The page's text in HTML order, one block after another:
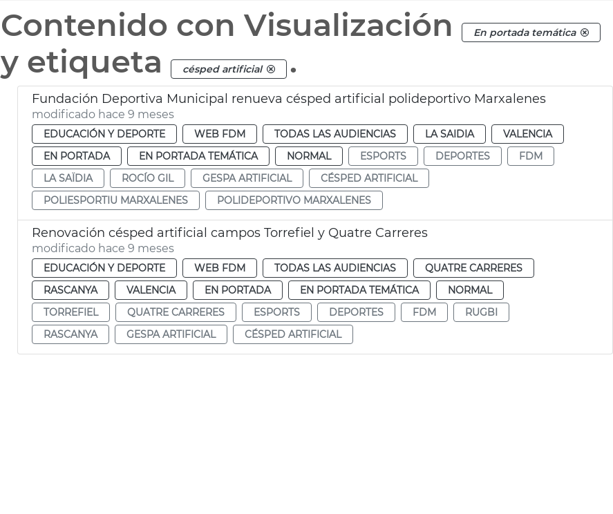
Contenido con Visualización En portada temática
y etiqueta césped artificial .
Fundación Deportiva Municipal renueva césped artificial polideportivo Marxalenes
modificado hace 9 meses
EDUCACIÓN Y DEPORTE WEB FDM TODAS LAS AUDIENCIAS LA SAIDIA
VALENCIA
EN PORTADA
EN PORTADA TEMÁTICA NORMAL ESPORTS DEPORTES
FDM
LA SAÏDIA
ROCÍO GIL GESPA ARTIFICIAL
CÉSPED ARTIFICIAL
POLIESPORTIU MARXALENES
POLIDEPORTIVO MARXALENES
Renovación césped artificial campos Torrefiel y Quatre Carreres
modificado hace 9 meses
EDUCACIÓN Y DEPORTE WEB FDM TODAS LAS AUDIENCIAS
QUATRE CARRERES
RASCANYA
VALENCIA EN PORTADA EN PORTADA TEMÁTICA
NORMAL
TORREFIEL
QUATRE CARRERES ESPORTS DEPORTES FDM
RUGBI
RASCANYA
GESPA ARTIFICIAL CÉSPED ARTIFICIAL